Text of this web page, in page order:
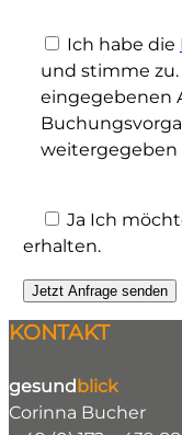
Ich habe die
und stimme
eingegebenen
weitergegeben
Ja Ich
erhalten.
KONTAKT
gesund blick
Corinna Bucher